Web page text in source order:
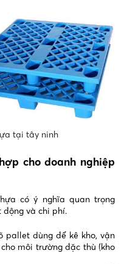
tại tây ninh
cho doanh nghiệp
có ý nghĩa quan trọng
và chi phí.
pallet dùng để kê kho, vận
môi trường đặc thù (kho